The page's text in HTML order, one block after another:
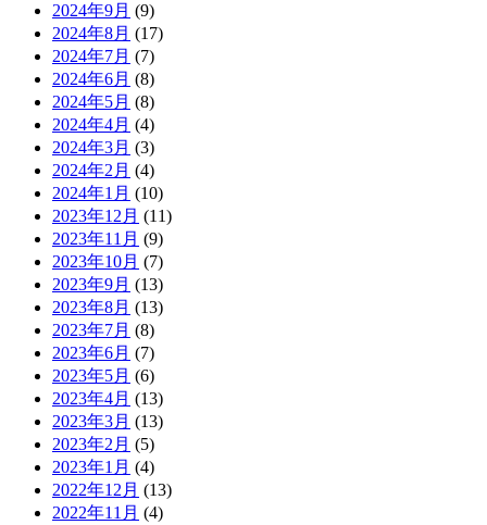
2024年9月 (9)
2024年8月 (17)
2024年7月 (7)
2024年6月 (8)
2024年5月 (8)
2024年4月 (4)
2024年3月 (3)
2024年2月 (4)
2024年1月 (10)
2023年12月 (11)
2023年11月 (9)
2023年10月 (7)
2023年9月 (13)
2023年8月 (13)
2023年7月 (8)
2023年6月 (7)
2023年5月 (6)
2023年4月 (13)
2023年3月 (13)
2023年2月 (5)
2023年1月 (4)
2022年12月 (13)
2022年11月 (4)